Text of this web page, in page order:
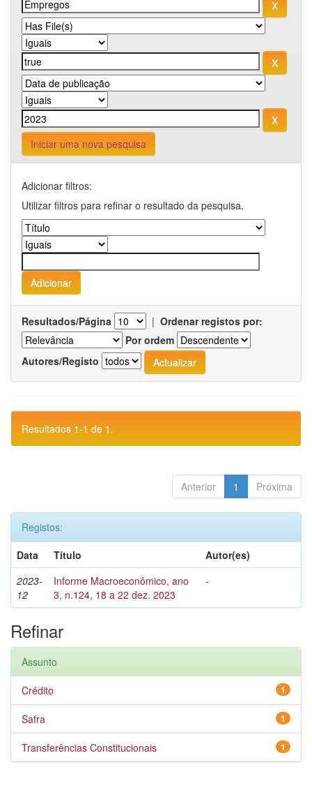
Iniciar uma nova pesquisa
Adicionar filtros:
Utilizar filtros para refinar o resultado da pesquisa.
Resultados/Página | Ordenar registos por:
Por ordem
Autores/Registo
Resultados 1-1 de 1.
Anterior 1 Próxima
Registos:
Data
Título
Autor(es)
2023-
12
Informe Macroeconômico, ano
3, n.124, 18 a 22 dez. 2023
-
Refinar
Assunto
1
Crédito
1
Safra
1
Transferências Constitucionais